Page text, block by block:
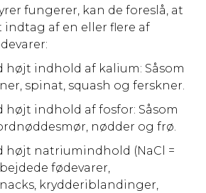
fungerer, kan de foreslå, at
af en eller flere af
højt indhold af kalium: Såsom
spinat, squash og ferskner.
højt indhold af fosfor: Såsom
nødder og frø.
højt natriumindhold (NaCl =
fødevarer,
krydderiblandinger,